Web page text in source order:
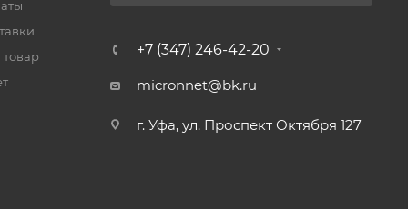
товар
+7 (347) 246-42-20
micronnet@bk.ru
г. Уфа, ул. Проспект Октября 127